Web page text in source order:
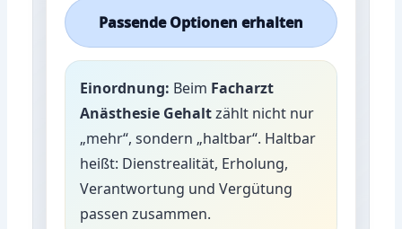
Passende Optionen erhalten
Einordnung: Beim Facharzt
Anästhesie Gehaltzählt nicht nur
„mehr“, sondern „haltbar“. Haltbar
heißt: Dienstrealität, Erholung,
Verantwortung und Vergütung
passen zusammen.